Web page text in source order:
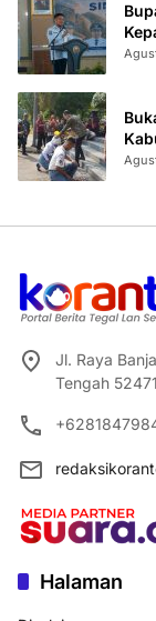
Jl. Raya
Tengah 52471
Halaman